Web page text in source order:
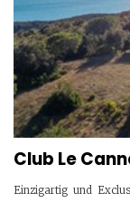
Club Le
Einzigartig und